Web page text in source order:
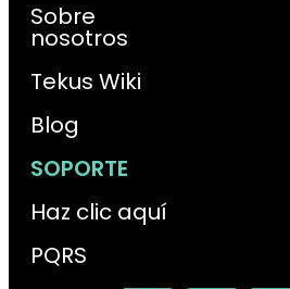
Sobre
nosotros
Tekus Wiki
Blog
SOPORTE
Haz clic aquí
PQRS